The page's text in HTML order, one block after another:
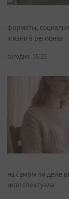
форматы,
жизни в регионах
сегодня, 15:22
на самом ли деле
интеллектуала